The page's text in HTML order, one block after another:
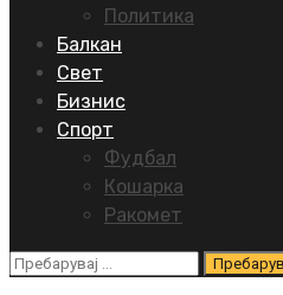
Политика
Балкан
Свет
Бизнис
Спорт
Фудбал
Кошарка
Ракомет
Пребарувај